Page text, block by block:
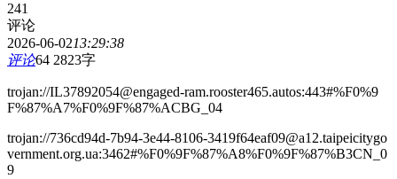
241
评论
2026-06-0213:29:38
评论64 2823字
trojan://IL37892054@engaged-ram.rooster465.autos:443#%F0%9
F%87%A7%F0%9F%87%ACBG_04
trojan://736cd94d-7b94-3e44-8106-3419f64eaf09@a12.taipeicitygo
vernment.org.ua:3462#%F0%9F%87%A8%F0%9F%87%B3CN_0
9